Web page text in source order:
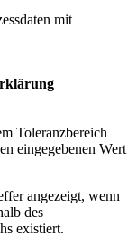
mit
Toleranzbereich
eingegebenen Wert
angezeigt, wenn
des
existiert.